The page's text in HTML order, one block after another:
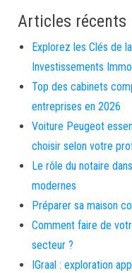
Articles récents
Explorez les Clés de
Investissements
Top des cabinets
entreprises en 2026
Voiture Peugeot
choisir selon votre
Le rôle du notaire
modernes
Préparer sa maison
Comment faire de
secteur ?
IGraal : exploration